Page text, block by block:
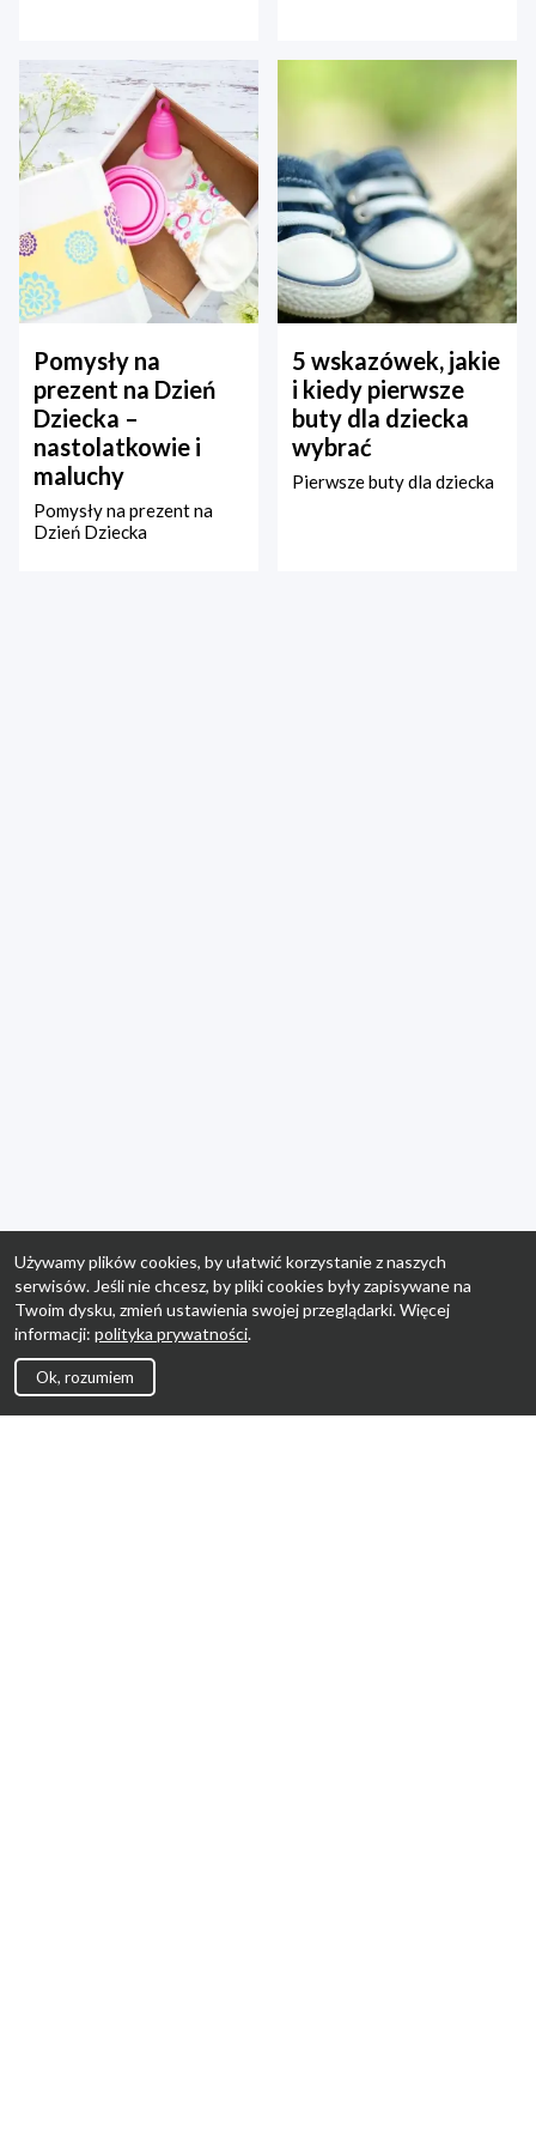
Pomysły na
prezent na Dzień
Dziecka –
nastolatkowie i
maluchy
Pomysły na prezent na
Dzień Dziecka
5 wskazówek, jakie
i kiedy pierwsze
buty dla dziecka
wybrać
Pierwsze buty dla dziecka
Używamy plików cookies, by ułatwić korzystanie z naszych
serwisów. Jeśli nie chcesz, by pliki cookies były zapisywane na
Twoim dysku, zmień ustawienia swojej przeglądarki. Więcej
informacji: polityka prywatności.
Ok, rozumiem